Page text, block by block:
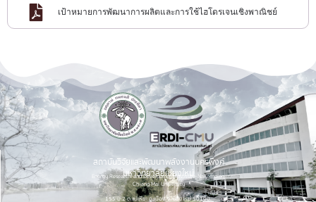
เป้าหมายการพัฒนาการผลิตและการใช้ไฮโดรเจนเชิงพาณิชย์
สถาบันวิจัยและพัฒนาพลังงานนครพิงค์
มหาวิทยาลัยเชียงใหม่
Energy Research and Development Institute-Nakornping,
Chiang Mai University
155 ม.2 ต.แม่เหียะ อ.เมือง จ.เชียงใหม่ 50100.